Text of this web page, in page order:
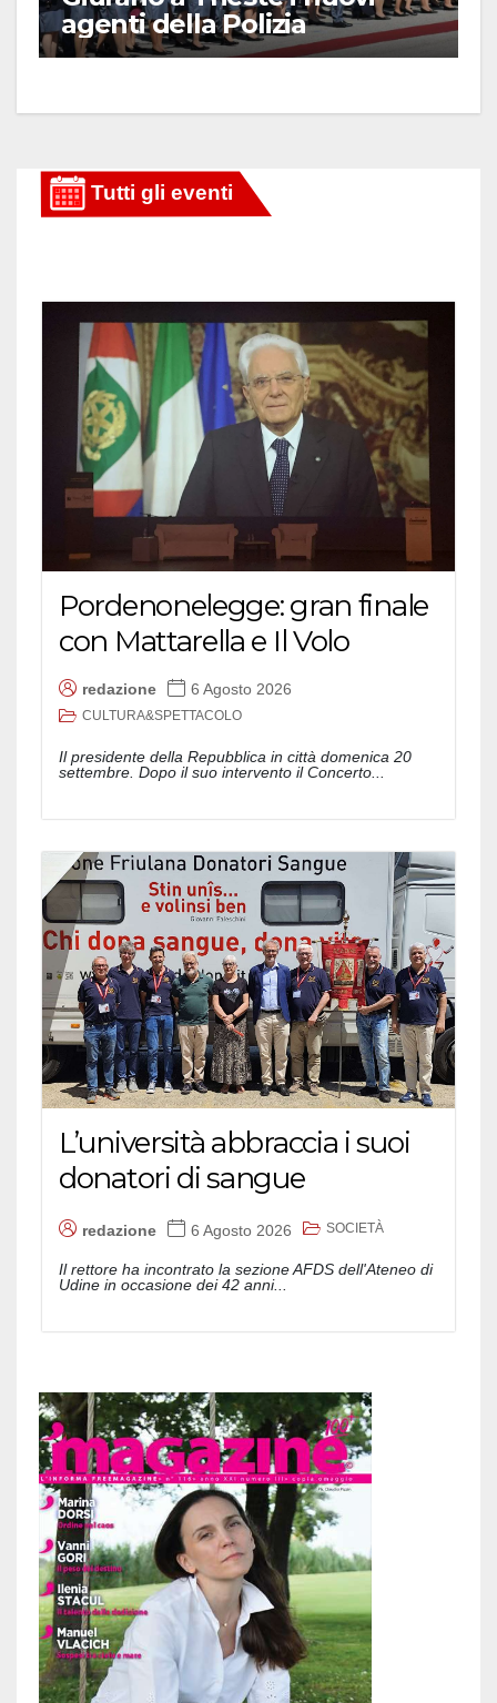
agenti della Polizia
Pordenonelegge: gran finale
con Mattarella e Il Volo
redazione 6 Agosto 2026
CULTURA&SPETTACOLO
Il presidente della Repubblica in città domenica 20
settembre. Dopo il suo intervento il Concerto...
L’università abbraccia i suoi
donatori di sangue
redazione 6 Agosto 2026 SOCIETÀ
Il rettore ha incontrato la sezione AFDS dell'Ateneo di
Udine in occasione dei 42 anni...